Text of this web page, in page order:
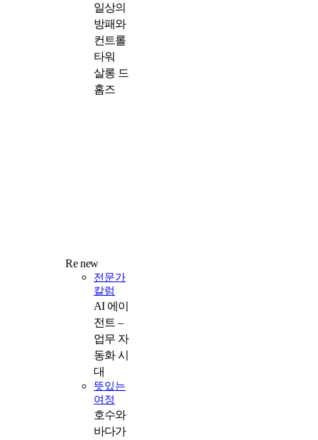
일상의
방패와
컨트롤
타워
살롱 드
홈즈
Re new
전문가
칼럼
AI 에이
전트 –
업무 자
동화 시
대
뜻있는
여정
호수와
바다가